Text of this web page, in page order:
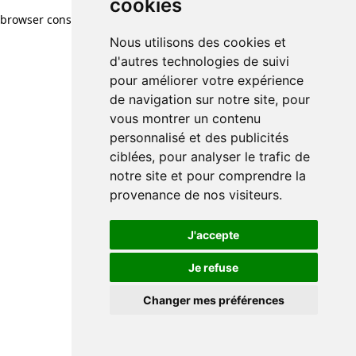
cookies
Nous utilisons des cookies et
d'autres technologies de suivi
pour améliorer votre expérience
de navigation sur notre site, pour
vous montrer un contenu
personnalisé et des publicités
ciblées, pour analyser le trafic de
notre site et pour comprendre la
provenance de nos visiteurs.
J'accepte
Je refuse
Changer mes préférences
browser console for more information)